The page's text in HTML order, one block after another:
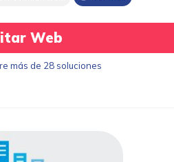
Web
más de 28 soluciones